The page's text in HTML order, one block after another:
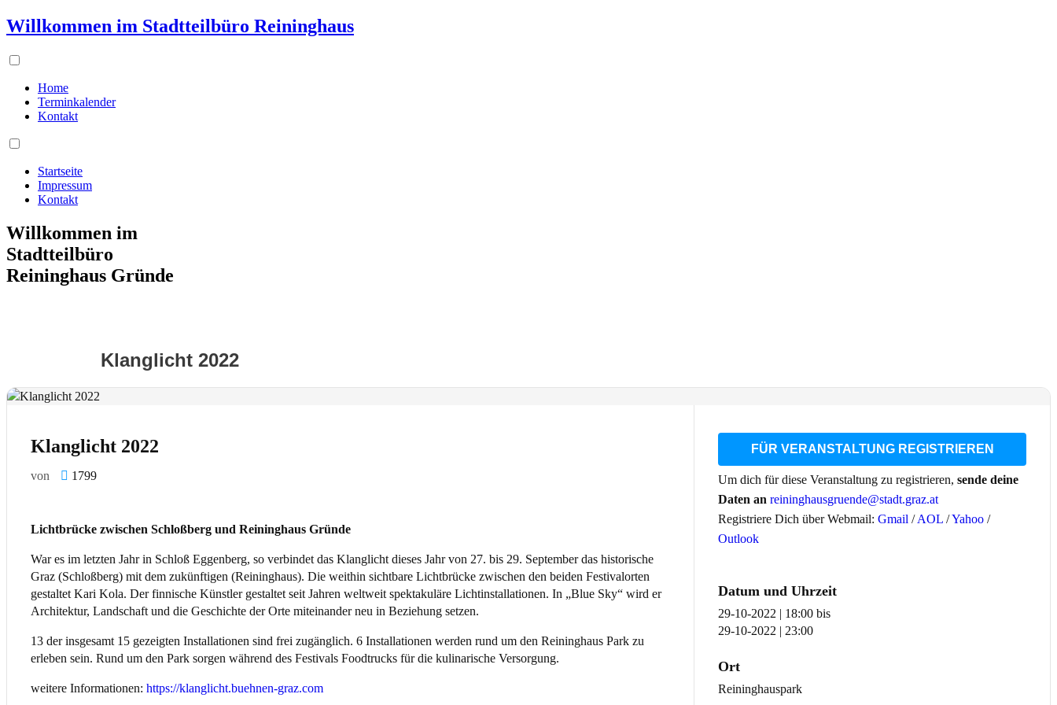
Willkommen im Stadtteilbüro Reininghaus
Home
Terminkalender
Kontakt
Startseite
Impressum
Kontakt
Willkommen im
Stadtteilbüro
Reininghaus Gründe
Klanglicht 2022
Klanglicht 2022
von 1799
Lichtbrücke zwischen Schloßberg und Reininghaus Gründe
War es im letzten Jahr in Schloß Eggenberg, so verbindet das Klanglicht dieses Jahr von 27. bis 29. September das historische
Graz (Schloßberg) mit dem zukünftigen (Reininghaus). Die weithin sichtbare Lichtbrücke zwischen den beiden Festivalorten
gestaltet Kari Kola. Der finnische Künstler gestaltet seit Jahren weltweit spektakuläre Lichtinstallationen. In „Blue Sky“ wird er
Architektur, Landschaft und die Geschichte der Orte miteinander neu in Beziehung setzen.
13 der insgesamt 15 gezeigten Installationen sind frei zugänglich. 6 Installationen werden rund um den Reininghaus Park zu
erleben sein. Rund um den Park sorgen während des Festivals Foodtrucks für die kulinarische Versorgung.
weitere Informationen: https://klanglicht.buehnen-graz.com
FÜR VERANSTALTUNG REGISTRIEREN
Um dich für diese Veranstaltung zu registrieren, sende deine
Daten an reininghausgruende@stadt.graz.at
Registriere Dich über Webmail: Gmail /AOL /Yahoo /
Outlook
Datum und Uhrzeit
29-10-2022 | 18:00 bis
29-10-2022 | 23:00
Ort
Reininghauspark